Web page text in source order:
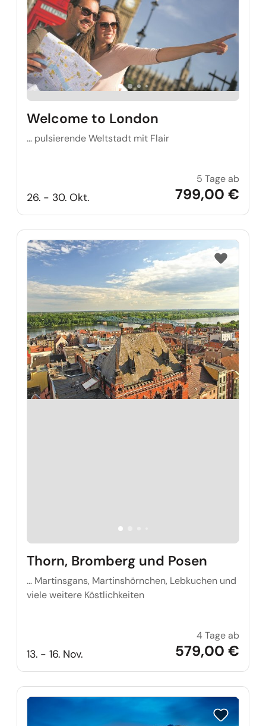
Welcome to London
… pulsierende Weltstadt mit Flair
26. - 30. Okt.
5 Tage ab
799,00 €
Reise auf
Thorn, Bromberg und Posen
… Martinsgans, Martinshörnchen, Lebkuchen und
viele weitere Köstlichkeiten
13. - 16. Nov.
4 Tage ab
579,00 €
Reise auf